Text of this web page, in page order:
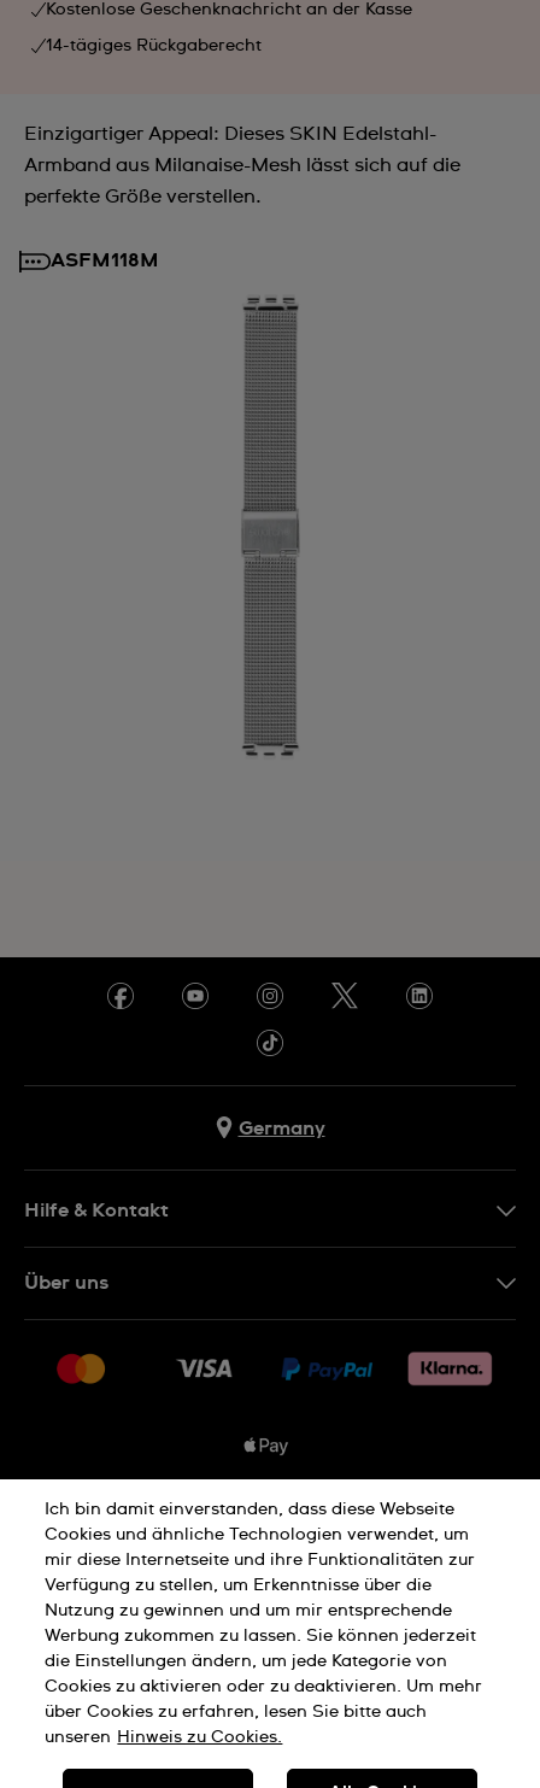
Kostenlose Geschenknachricht an der Kasse
14-tägiges Rückgaberecht
Einzigartiger Appeal: Dieses SKIN Edelstahl-
Armband aus Milanaise-Mesh lässt sich auf die
perfekte Größe verstellen.
ASFM118M
Germany
Hilfe & Kontakt
Rücksendung und Entsorgung
Über uns
Jobs
Datenschutzbedingungen
Cookies Hinweis Nutzungsbedingungen
Impressum
SWISS MADE
Ich bin damit einverstanden, dass diese Webseite
Cookies und ähnliche Technologien verwendet, um
mir diese Internetseite und ihre Funktionalitäten zur
Verfügung zu stellen, um Erkenntnisse über die
Nutzung zu gewinnen und um mir entsprechende
Werbung zukommen zu lassen. Sie können jederzeit
die Einstellungen ändern, um jede Kategorie von
Cookies zu aktivieren oder zu deaktivieren. Um mehr
über Cookies zu erfahren, lesen Sie bitte auch
unseren Hinweis zu Cookies.